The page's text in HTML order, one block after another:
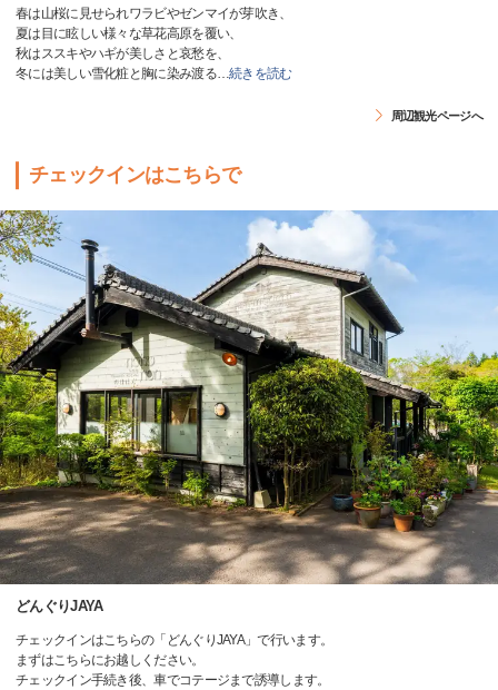
春は山桜に見せられワラビやゼンマイが芽吹き、
夏は目に眩しい様々な草花高原を覆い、
秋はススキやハギが美しさと哀愁を、
冬には美しい雪化粧と胸に染み渡る…続きを読む
周辺観光ページへ
チェックインはこちらで
どんぐりJAYA
チェックインはこちらの「どんぐりJAYA」で行います。
まずはこちらにお越しください。
チェックイン手続き後、車でコテージまで誘導します。